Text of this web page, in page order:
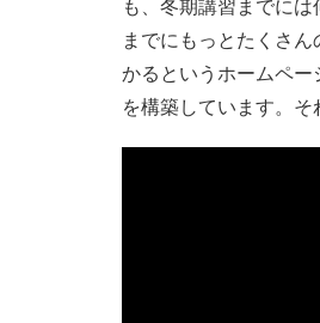
も、冬期講習までに
までにもっとたくさ
かるというホームペ
を構築しています。そ